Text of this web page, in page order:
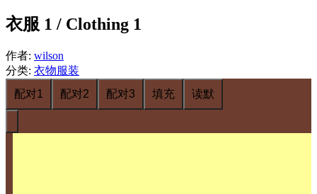
衣服 1 / Clothing 1
作者: wilson
分类: 衣物服装
配对1
配对2 配对3 填充 读默